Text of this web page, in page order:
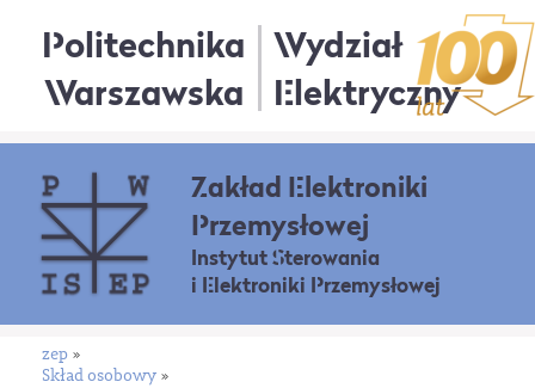
Politechnika
Warszawska
Wydział
Elektryczny
Zakład Elektroniki
Przemysłowej
Instytut Sterowania
i Elektroniki Przemysłowej
zep »
Skład osobowy »